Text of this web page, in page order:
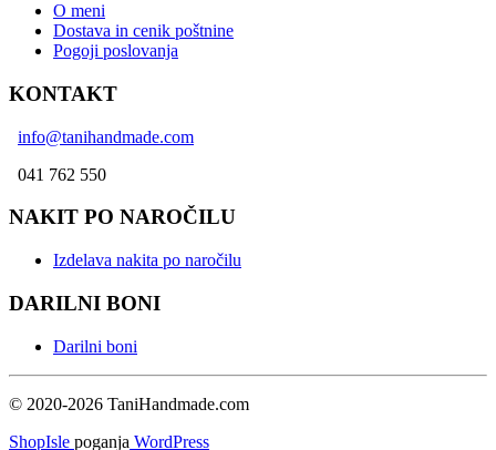
O meni
Dostava in cenik poštnine
Pogoji poslovanja
KONTAKT
info@tanihandmade.com
041 762 550
NAKIT PO NAROČILU
Izdelava nakita po naročilu
DARILNI BONI
Darilni boni
© 2020-2026 TaniHandmade.com
ShopIsle poganja WordPress